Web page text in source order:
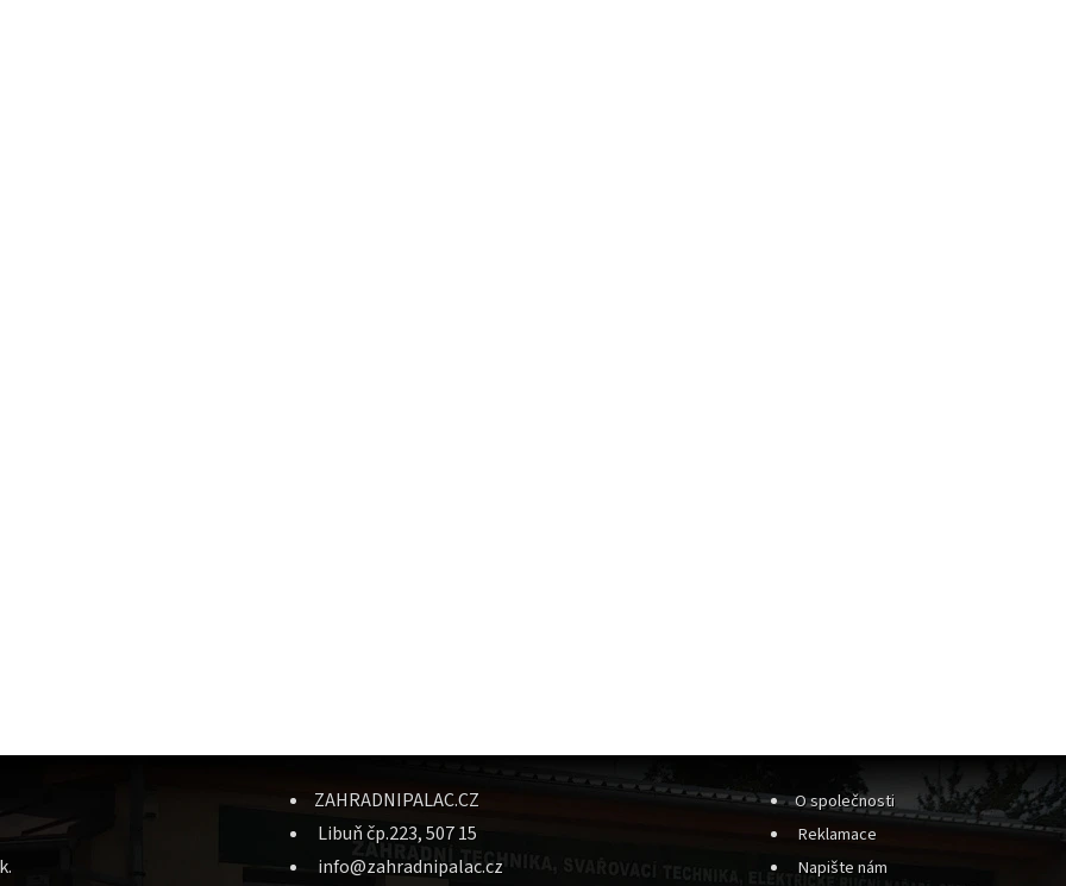
ZAHRADNIPALAC.CZ
Libuň čp.223, 507 15
info@zahradnipalac.cz
O společnosti
Reklamace
Napište nám